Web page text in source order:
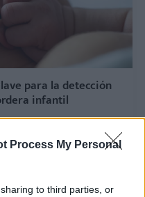
Process My Personal
to third parties, or
para la detección
infantil